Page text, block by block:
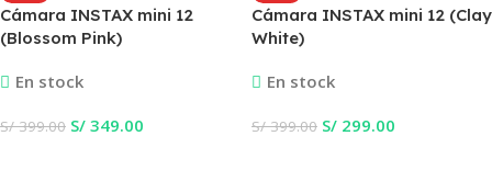
Cámara INSTAX mini 12
(Blossom Pink)
En stock
S/399.00 S/ 349.00
Cámara INSTAX mini 12 (Clay
White)
En stock
S/399.00 S/ 299.00